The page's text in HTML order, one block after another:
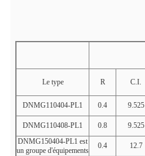
Le type R C.I.
DNMG110404-PL1 0.4 9.525
DNMG110408-PL1 0.8 9.525
DNMG150404-PL1 est
un groupe d'équipements
0.4 12.7